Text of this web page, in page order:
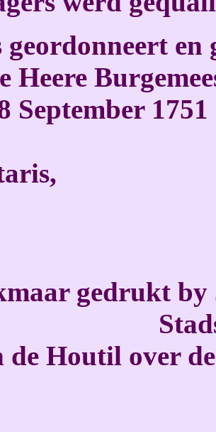
en
Heere
September 1751
gedrukt
de Houtil over